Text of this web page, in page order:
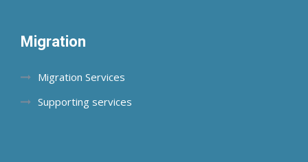
Migration
Migration Services
Supporting services